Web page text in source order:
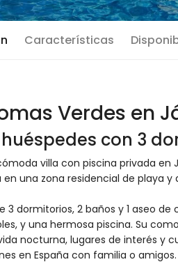
Características
Verdes en
con 3
villa con piscina privada en
una zona residencial de playa y
3 dormitorios, 2 baños y 1 aseo
y una hermosa piscina. Su
nocturna, lugares de interés y
en España con familia o amigos.